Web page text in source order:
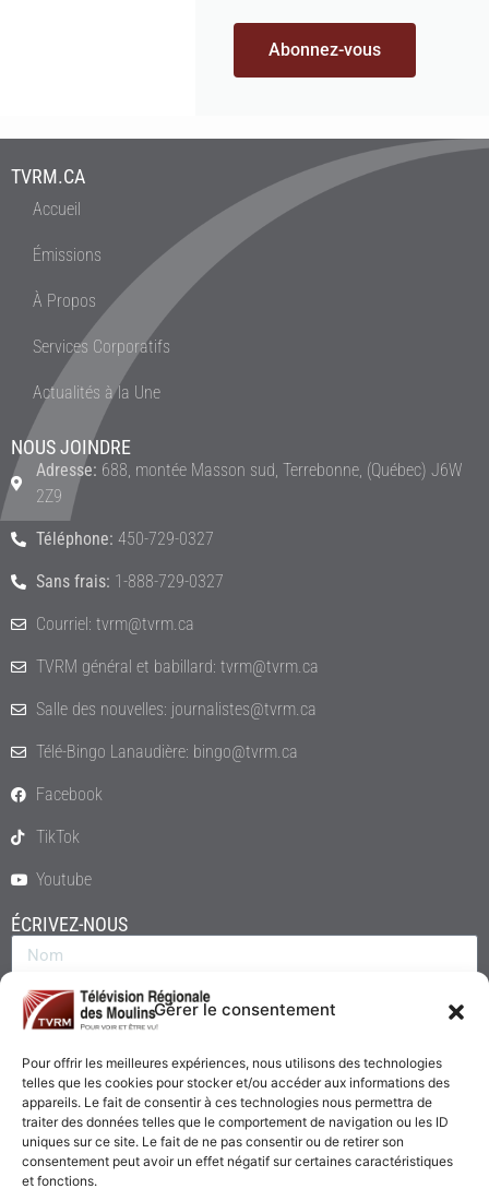
Gérer le consentement
Pour offrir les meilleures expériences, nous utilisons des technologies
telles que les cookies pour stocker et/ou accéder aux informations des
appareils. Le fait de consentir à ces technologies nous permettra de
traiter des données telles que le comportement de navigation ou les ID
uniques sur ce site. Le fait de ne pas consentir ou de retirer son
consentement peut avoir un effet négatif sur certaines caractéristiques
et fonctions.
Abonnez-vous
TVRM.CA
Accueil
Émissions
À Propos
Services Corporatifs
Actualités à la Une
NOUS JOINDRE
Adresse: 688, montée Masson sud, Terrebonne, (Québec) J6W
2Z9
Téléphone: 450-729-0327
Sans frais: 1-888-729-0327
Courriel: tvrm@tvrm.ca
TVRM général et babillard: tvrm@tvrm.ca
Salle des nouvelles: journalistes@tvrm.ca
Télé-Bingo Lanaudière: bingo@tvrm.ca
Facebook
TikTok
Youtube
ÉCRIVEZ-NOUS